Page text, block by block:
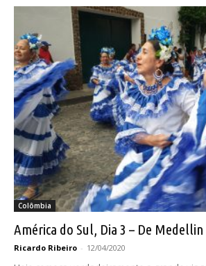
Colômbia
América do Sul, Dia 3 – De Medellin
Ricardo Ribeiro - 12/04/2020